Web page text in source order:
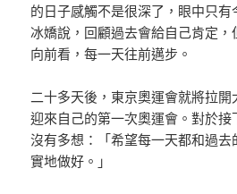
的日子感觸不是很深了，眼中只
冰嬌說，回顧過去會給自己肯定
向前看，每一天往前邁步。
二十多天後，東京奧運會就將拉
迎來自己的第一次奧運會。對於
沒有多想：「希望每一天都和過
實地做好。」